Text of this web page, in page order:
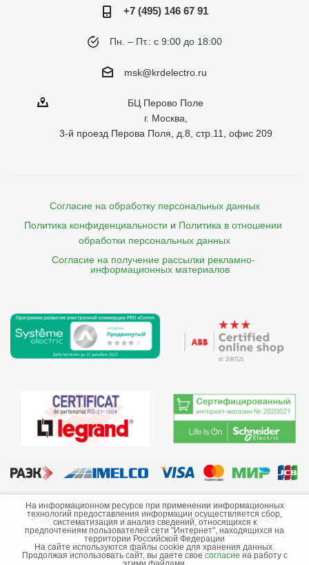
+7 (495) 146 67 91
Пн. – Пт.: с 9:00 до 18:00
msk@krdelectro.ru
БЦ Перово Поле
г. Москва,
3-й проезд Перова Поля, д.8, стр.11, офис 209
Согласие на обработку персональных данных
Политика конфиденциальности и Политика в отношении
обработки персональных данных
Согласие на получение рассылки рекламно-
    информационных материалов
©2013-2026 ООО «Краснодарэлектро»
Сайт носит информационный характер и не является
публичной офертой.
Стоимость товаров и их наличие не гарантируются.
На информационном ресурсе при применении информационных
технологий предоставления информации осуществляется сбор,
систематизация и анализ сведений, относящихся к
предпочтениям пользователей сети "Интернет", находящихся на
территории Российской Федерации
На сайте используются файлы cookie для хранения данных.
Продолжая использовать сайт, вы даете свое согласие на работу с